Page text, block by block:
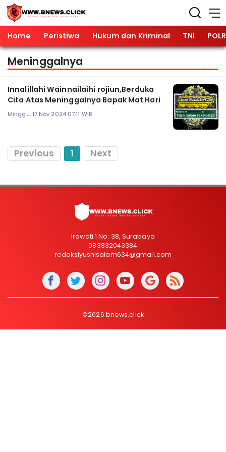
Home Peristiwa Hukum dan Kriminal TNI
Meninggalnya
Innalillahi Wainnailaihi rojiun,Berduka
Cita Atas Meninggalnya Bapak Mat Hari
Minggu, 17 Nov 2024 07:11 WIB
Previous 1 Next
Irawati 1 No: 38, Surabaya
083832043384
redaksiyusnisalam634@gmail.com
©2026 bnews.click